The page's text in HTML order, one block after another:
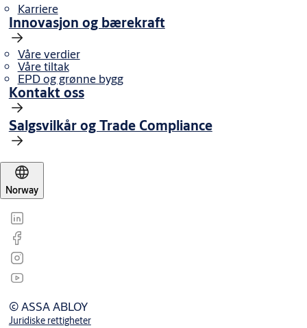
Karriere
Innovasjon og bærekraft
Våre verdier
Våre tiltak
EPD og grønne bygg
Kontakt oss
Salgsvilkår og Trade Compliance
Norway
© ASSA ABLOY
Juridiske rettigheter